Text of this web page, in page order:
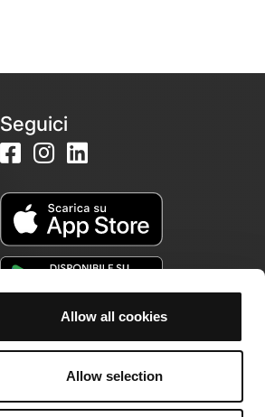
Allow all cookies
Allow selection
Seguici